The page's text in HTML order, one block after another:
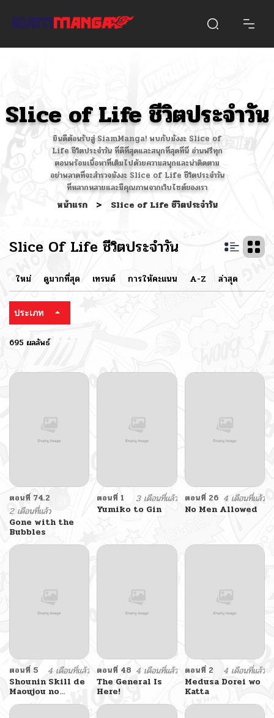
Slice of Life ชีวิตประจำวัน
ยินดีต้อนรับสู่ SiamManga! พบกับมังงะ Slice of
Life ชีวิตประจำวัน ที่ดีที่สุดและสนุกที่สุดที่นี่ อ่านฟรีทุก
ตอนพร้อมเนื้อหาที่เต็มไปด้วยความสนุกและน่าติดตาม
อย่าพลาดที่จะสำรวจมังงะ Slice of Life ชีวิตประจำวัน
ที่หลากหลายและมีคุณภาพจากเว็บไซต์ของเรา
หน้าแรก > Slice of Life ชีวิตประจำวัน
Slice Of Life ชีวิตประจำวัน
ใหม่ ดูมากที่สุด เทรนด์ การให้คะแนน A-Z ล่าสุด
ประเภท
695 ผลลัพธ์
ตอนที่ 74.2
2 เดือนที่แล้ว
Gone with the
Bubbles
ตอนที่ 1
3 เดือนที่แล้ว
Yumiko to Gin
ตอนที่ 26 4 เดือนที่แล้ว
No Men Allowed
ตอนที่ 5
4 เดือนที่แล้ว
Shounin Skill de
Maoujou no
Kouryaku o
Mezasu: Isekai
ตอนที่ 48 4 เดือนที่แล้ว
The General Is
Here!
ตอนที่ 2
4 เดือนที่แล้ว
Medusa Dorei wo
Katta